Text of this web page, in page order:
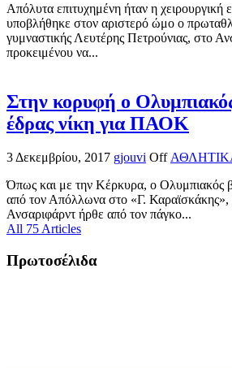
Απόλυτα επιτυχημένη ήταν η χειρουργική
υποβλήθηκε στον αριστερό ώμο ο
γυμναστικής Λευτέρης Πετρούνιας, στο
προκειμένου να...
Στην κορυφή ο
έδρας νίκη για ΠΑΟΚ
3 Δεκεμβρίου, 2017 gjouvi Off
Όπως και με την Κέρκυρα, ο Ολυμπιακός
από τον Απόλλωνα στο «Γ.
Ανσαριφάρντ ήρθε από τον πάγκο...
All 75 Articles
Πρωτοσέλιδα